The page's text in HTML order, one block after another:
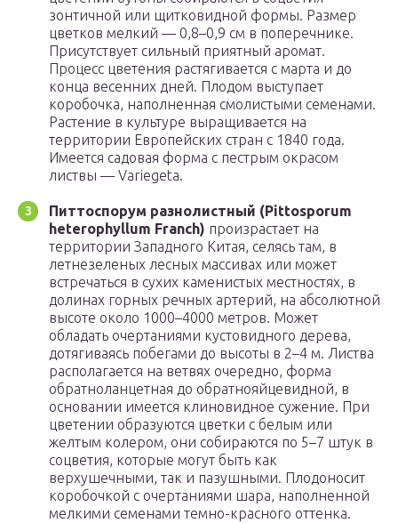
зонтичной или щитковидной формы. Размер
цветков мелкий — 0,8–0,9 см в поперечнике.
Присутствует сильный приятный аромат.
Процесс цветения растягивается с марта и до
конца весенних дней. Плодом выступает
коробочка, наполненная смолистыми семенами.
Растение в культуре выращивается на
территории Европейских стран с 1840 года.
Имеется садовая форма с пестрым окрасом
листвы — Variegeta.
Питтоспорум разнолистный (Pittosporum
heterophyllum Franch) произрастает на
территории Западного Китая, селясь там, в
летнезеленых лесных массивах или может
встречаться в сухих каменистых местностях, в
долинах горных речных артерий, на абсолютной
высоте около 1000–4000 метров. Может
обладать очертаниями кустовидного дерева,
дотягиваясь побегами до высоты в 2–4 м. Листва
располагается на ветвях очередно, форма
обратноланцетная до обратнояйцевидной, в
основании имеется клиновидное сужение. При
цветении образуются цветки с белым или
желтым колером, они собираются по 5–7 штук в
соцветия, которые могут быть как
верхушечными, так и пазушными. Плодоносит
коробочкой с очертаниями шара, наполненной
мелкими семенами темно-красного оттенка.